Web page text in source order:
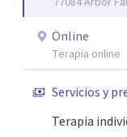
Online
Terapia online
Servicios y
Terapia